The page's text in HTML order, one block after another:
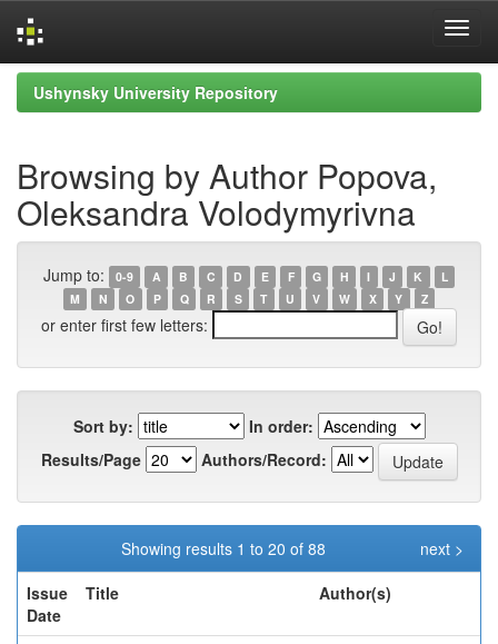
Skip
navigation
Ushynsky University Repository
Browsing by Author Popova,
Oleksandra Volodymyrivna
Jump to: 0-9 A B C D E F G H I J K
L
M
N O P Q R S T U V W X Y Z
or enter first few letters:
Sort by:
In order:
Results/Page
Authors/Record:
Showing results 1 to 20 of 88
next >
Issue
Date
Title Author(s)